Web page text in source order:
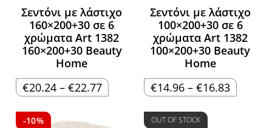
Σεντόνι με λάστιχο
160×200+30 σε 6
χρώματα Art 1382
160×200+30 Beauty
Home
€20.24 – €22.77Price
range:
Σεντόνι με λάστιχο
100×200+30 σε 6
χρώματα Art 1382
100×200+30 Beauty
Home
€14.96 – €16.83 Price
range:
-10% OUT OF STOCK